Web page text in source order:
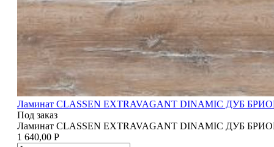
Ламинат CLASSEN EXTRAVAGANT DINAMIC ДУБ
Под заказ
Ламинат CLASSEN EXTRAVAGANT DINAMIC ДУБ
1 640,00 Р